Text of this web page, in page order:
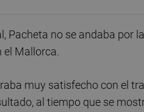
Pacheta no se andaba por
el Mallorca.
muy satisfecho con el
al tiempo que se